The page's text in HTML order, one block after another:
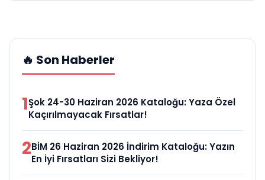
🔥 Son Haberler
1Şok 24-30 Haziran 2026 Kataloğu: Yaza Özel
Kaçırılmayacak Fırsatlar!
2BİM 26 Haziran 2026 İndirim Kataloğu: Yazın
En İyi Fırsatları Sizi Bekliyor!